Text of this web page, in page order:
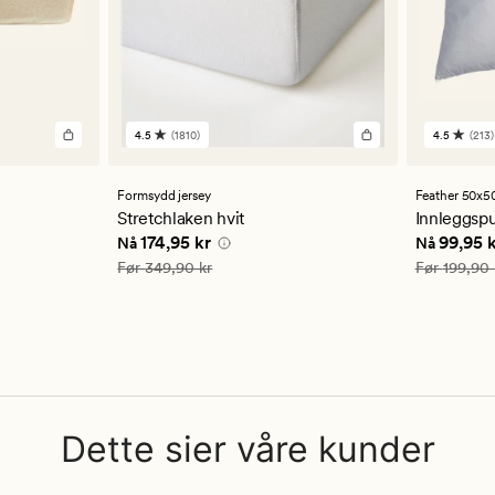
1810
en
gjennomsnittlig
vurdering
på
4.5
4.5 (1810)
Formsydd jersey
Stretchlaken hvit
Nåværende pris
Nå 174,95 kr
Vanlig pris 349,90 kr
Før349,90 kr
213
en
på
4.5
4.5 (213)
Feather
Nå 99,95
Vanlig pris
Før199,90
Dette sier våre kunder